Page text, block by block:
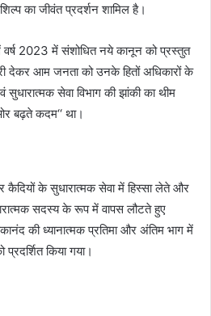
का जीवंत प्रदर्शन शामिल है।
में वर्ष 2023 में संशोधित नये कानून को प्रस्तुत
देकर आम जनता को उनके हितों अधिकारों के
सेवा विभाग की झांकी का थीम
बढ़ते कदम‘‘ था।
के सुधारात्मक सेवा में हिस्सा लेते और
सदस्य के रूप में वापस लौटते हुए
की ध्यानात्मक प्रतिमा और अंतिम भाग में
प्रदर्शित किया गया।